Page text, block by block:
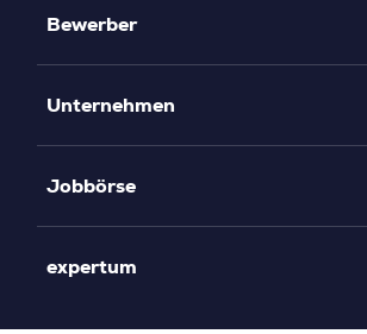
Bewerber
Unternehmen
Jobbörse
expertum